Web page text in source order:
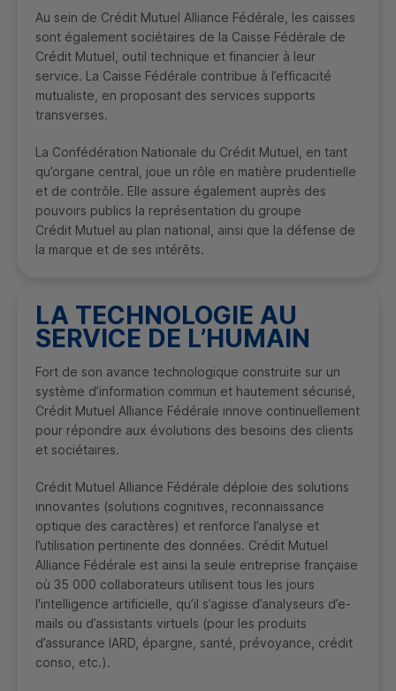
Au sein de Crédit Mutuel Alliance Fédérale, les caisses
sont également sociétaires de la Caisse Fédérale de
Crédit Mutuel, outil technique et financier à leur
service. La Caisse Fédérale contribue à l’efficacité
mutualiste, en proposant des services supports
transverses.
La Confédération Nationale du Crédit Mutuel, en tant
qu’organe central, joue un rôle en matière prudentielle
et de contrôle. Elle assure également auprès des
pouvoirs publics la représentation du groupe
Crédit Mutuel au plan national, ainsi que la défense de
la marque et de ses intérêts.
LA TECHNOLOGIE AU
SERVICE DE L’HUMAIN
Fort de son avance technologique construite sur un
système d’information commun et hautement sécurisé,
Crédit Mutuel Alliance Fédérale innove continuellement
pour répondre aux évolutions des besoins des clients
et sociétaires.
Crédit Mutuel Alliance Fédérale déploie des solutions
innovantes (solutions cognitives, reconnaissance
optique des caractères) et renforce l’analyse et
l’utilisation pertinente des données. Crédit Mutuel
Alliance Fédérale est ainsi la seule entreprise française
où 35 000 collaborateurs utilisent tous les jours
l'intelligence artificielle, qu’il s’agisse d’analyseurs d’e-
mails ou d’assistants virtuels (pour les produits
d’assurance IARD , épargne, santé, prévoyance, crédit
conso, etc.).